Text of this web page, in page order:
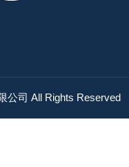
公司 All Rights Reserved